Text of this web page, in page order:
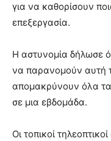
για να καθορίσουν
επεξεργασία.
Η αστυνομία δήλωσε
να παρανομούν αυτή
απομακρύνουν όλα
σε μια εβδομάδα.
Οι τοπικοί